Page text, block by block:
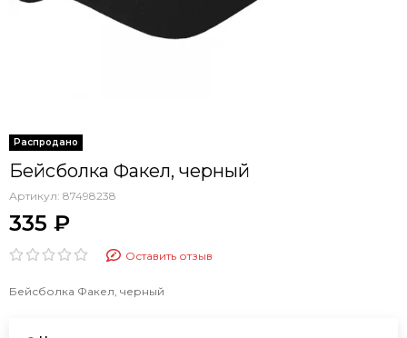
Бейсболка Факел, черный
Артикул: 87498238
335 ₽
Оставить отзыв
Бейсболка Факел, черный